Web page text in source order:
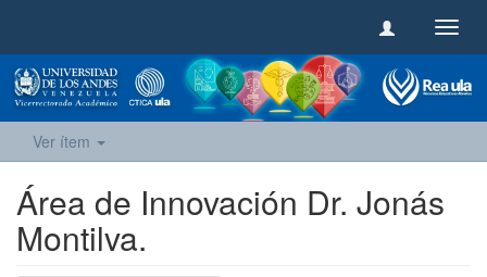
Ver ítem
Área de Innovación Dr. Jonás
Montilva.